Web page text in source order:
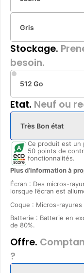
Gris
Stockage.
besoin.
512 Go
Etat. Neuf ou
Très Bon état
Ce produit est un
50 points de
fonctionnalités.
Plus d’information à
Écran : Des micros-
lorsque l’écran est
Coque : Micros-
Batterie : Batterie en
de 80%.
Offre.
?